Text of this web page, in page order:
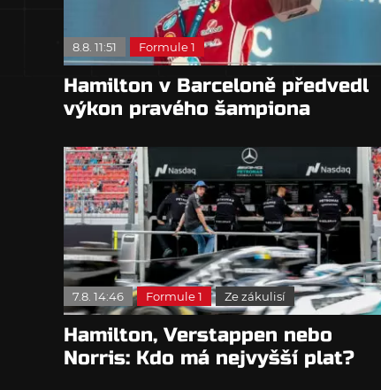
8.8. 11:51 Formule 1
Hamilton v Barceloně předvedl
výkon pravého šampiona
7.8. 14:46 Formule 1 Ze zákulisí
Hamilton, Verstappen nebo
Norris: Kdo má nejvyšší plat?